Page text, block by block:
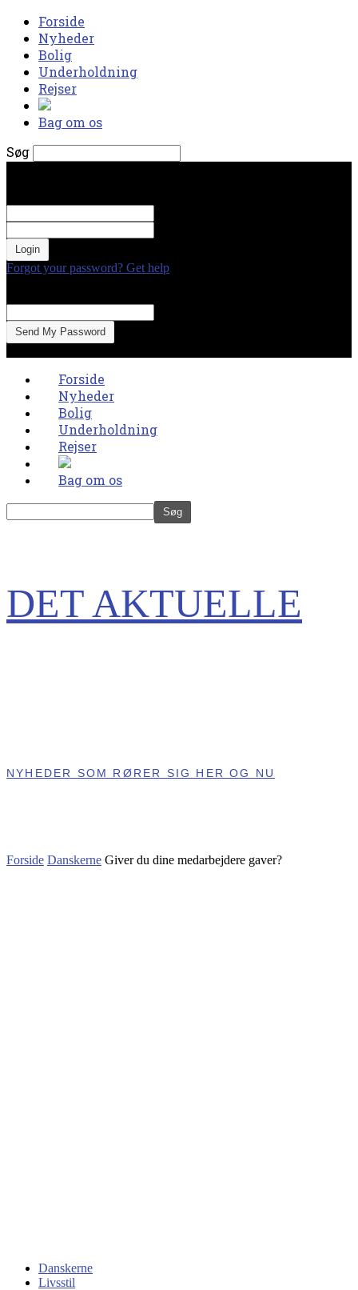
Forside
Nyheder
Bolig
Underholdning
Rejser
Bag om os
Søg
Forgot your password? Get help
Forside
Nyheder
Bolig
Underholdning
Rejser
Bag om os
DET AKTUELLE
NYHEDER SOM RØRER SIG HER OG NU
Forside Danskerne Giver du dine medarbejdere gaver?
Danskerne
Livsstil